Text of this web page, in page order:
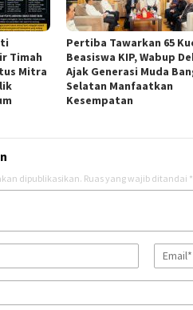
Timah
Mitra
Pertiba Tawarkan 65
Beasiswa KIP, Wabup
Ajak Generasi Muda
Selatan Manfaatkan
Kesempatan
dipublikasikan. Ruas yang wajib ditandai *